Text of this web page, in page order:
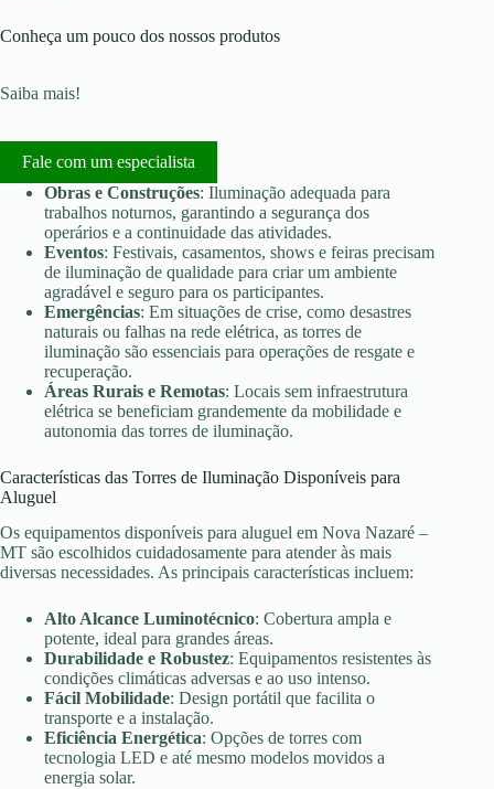
Conheça um pouco dos nossos produtos
Saiba mais!
Fale com um especialista
Obras e Construções: Iluminação adequada para
trabalhos noturnos, garantindo a segurança dos
operários e a continuidade das atividades.
Eventos: Festivais, casamentos, shows e feiras precisam
de iluminação de qualidade para criar um ambiente
agradável e seguro para os participantes.
Emergências: Em situações de crise, como desastres
naturais ou falhas na rede elétrica, as torres de
iluminação são essenciais para operações de resgate e
recuperação.
Áreas Rurais e Remotas: Locais sem infraestrutura
elétrica se beneficiam grandemente da mobilidade e
autonomia das torres de iluminação.
Características das Torres de Iluminação Disponíveis para
Aluguel
Os equipamentos disponíveis para aluguel em Nova Nazaré –
MT são escolhidos cuidadosamente para atender às mais
diversas necessidades. As principais características incluem:
Alto Alcance Luminotécnico: Cobertura ampla e
potente, ideal para grandes áreas.
Durabilidade e Robustez: Equipamentos resistentes às
condições climáticas adversas e ao uso intenso.
Fácil Mobilidade: Design portátil que facilita o
transporte e a instalação.
Eficiência Energética: Opções de torres com
tecnologia LED e até mesmo modelos movidos a
energia solar.